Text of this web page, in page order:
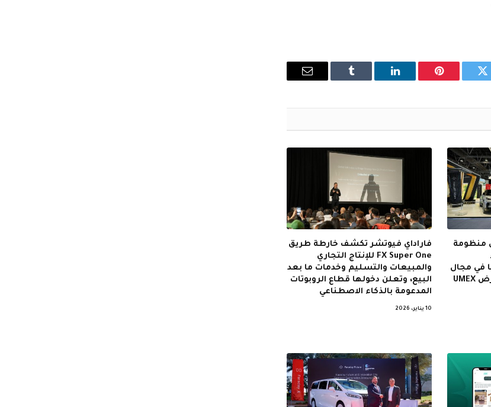
تويتر بينتيريستلينكدإن Tumblr
البريد
منظومة
في مجال
الروبوتات الذكية خلال معرض UMEX
فاراداي فيوتشر تكشف خارطة طريق
FX Super One للإنتاج التجاري
والمبيعات والتسليم وخدمات ما بعد
البيع، وتعلن دخولها قطاع الروبوتات
المدعومة بالذكاء الاصطناعي
10 يناير، 2026